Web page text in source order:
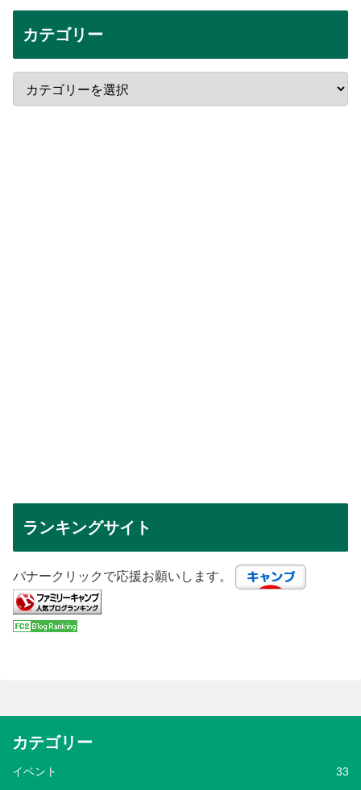
カテゴリー
ランキングサイト
バナークリックで応援お願いします。
カテゴリー
イベント 33